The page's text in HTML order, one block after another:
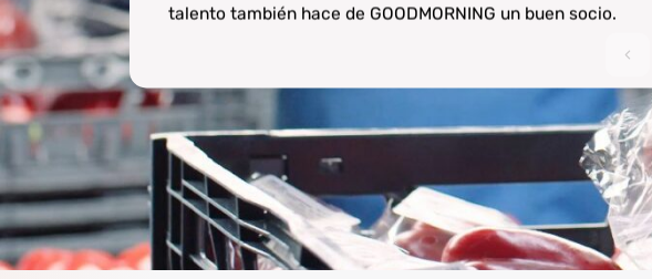
talento también hace de GOODMORNING un buen socio.